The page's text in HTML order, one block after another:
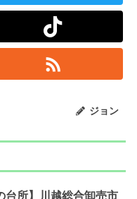
ジョン
台所】川越総合卸売市